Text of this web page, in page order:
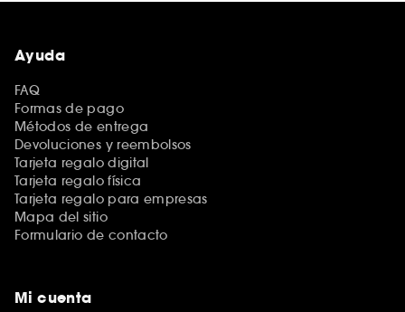
Ayuda
FAQ
Formas de pago
Métodos de entrega
Devoluciones y reembolsos
Tarjeta regalo digital
Tarjeta regalo física
Tarjeta regalo para empresas
Mapa del sitio
Formulario de contacto
Mi cuenta